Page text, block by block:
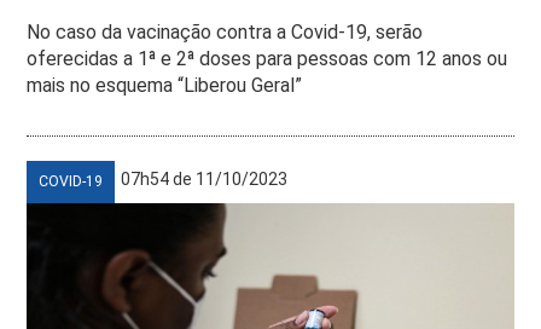
No caso da vacinação contra a Covid-19, serão
oferecidas a 1ª e 2ª doses para pessoas com 12 anos ou
mais no esquema “Liberou Geral”
COVID-19 07h54 de 11/10/2023